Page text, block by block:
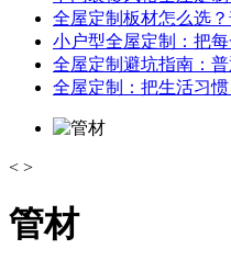
全屋定制板材怎么选
小户型全屋定制：把
全屋定制避坑指南：
全屋定制：把生活习
< >
管材